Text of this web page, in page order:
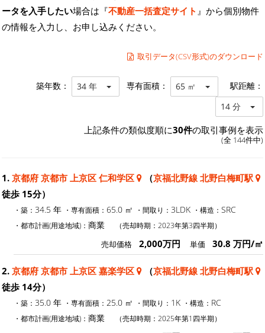
ータを入手したい場合は『不動産一括査定サイト 』から個別物件
の情報を入力し、お申し込みください。
取引データ(CSV形式)のダウンロード
築年数： 34 年 専有面積： 65 ㎡ 駅距離：
14 分
上記条件の類似度順に30件の取引事例を表示
(全 144件中)
1. 京都府 京都市 上京区 仁和学区 （京福北野線 北野白梅町駅
徒歩 15分）
・築： 34.5 年 ・専有面積： 65.0 ㎡ ・間取り： 3LDK ・構造： SRC
・都市計画(用途地域)： 商業 （売却時期：2023年第3四半期）
売却価格 2,000万円 単価 30.8 万円/㎡
2. 京都府 京都市 上京区 嘉楽学区 （京福北野線 北野白梅町駅
徒歩 14分）
・築： 35.0 年 ・専有面積： 25.0 ㎡ ・間取り： 1K ・構造： RC
・都市計画(用途地域)： 商業 （売却時期：2025年第1四半期）